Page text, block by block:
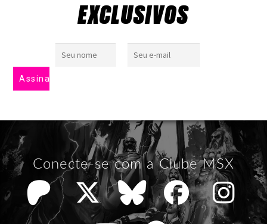
EXCLUSIVOS
Conecte-se com a Clube MSX